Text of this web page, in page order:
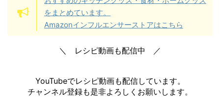
をまとめています。
Amazonインフルエンサーストアはこちら
＼ レシピ動画も配信中 ／
YouTubeでレシピ動画も配信しています。
チャンネル登録も是非よろしくお願いします。